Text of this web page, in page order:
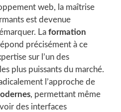
web, la maîtrise
est devenue
La formation
précisément à ce
sur l’un des
plus puissants du marché.
l’approche de
, permettant même
des interfaces